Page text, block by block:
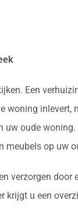
Een
woning inlevert,
oude
meubels op uw
verzorgen
krijgt u een